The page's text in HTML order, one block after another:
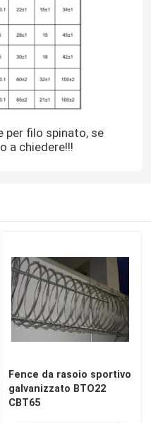
filo
per filo spinato, se
a chiedere!!!
Fence da rasoio sportivo
galvanizzato BTO22
CBT65